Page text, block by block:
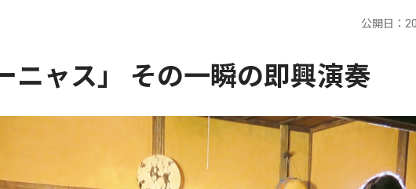
公開日：
ニャス」 その一瞬の即興演奏